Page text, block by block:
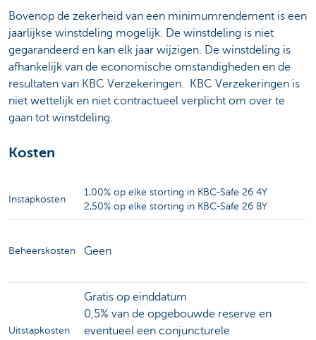
Bovenop de zekerheid van een minimumrendement is een
jaarlijkse winstdeling mogelijk. De winstdeling is niet
gegarandeerd en kan elk jaar wijzigen. De winstdeling is
afhankelijk van de economische omstandigheden en de
resultaten van KBC Verzekeringen. KBC Verzekeringen is
niet wettelijk en niet contractueel verplicht om over te
gaan tot winstdeling.
Kosten
Instapkosten
1,00% op elke storting in KBC-Safe 26 4Y
2,50% op elke storting in KBC-Safe 26 8Y
Beheerskosten Geen
Uitstapkosten
Gratis op einddatum
0,5% van de opgebouwde reserve en
eventueel een conjuncturele